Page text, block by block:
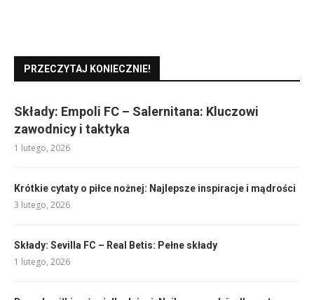
PRZECZYTAJ KONIECZNIE!
Składy: Empoli FC – Salernitana: Kluczowi
zawodnicy i taktyka
1 lutego, 2026
Krótkie cytaty o piłce nożnej: Najlepsze inspiracje i mądrości
3 lutego, 2026
Składy: Sevilla FC – Real Betis: Pełne składy
1 lutego, 2026